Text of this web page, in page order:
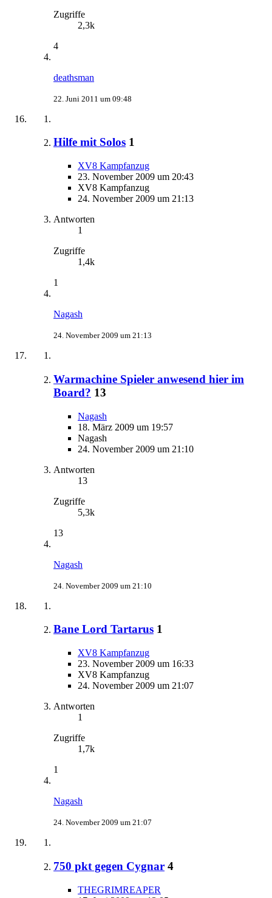
Zugriffe
2,3k
4
deathsman
22. Juni 2011 um 09:48
Hilfe mit Solos 1
XV8 Kampfanzug
23. November 2009 um 20:43
XV8 Kampfanzug
24. November 2009 um 21:13
Antworten
1
Zugriffe
1,4k
1
Nagash
24. November 2009 um 21:13
Warmachine Spieler anwesend hier im
Board? 13
Nagash
18. März 2009 um 19:57
Nagash
24. November 2009 um 21:10
Antworten
13
Zugriffe
5,3k
13
Nagash
24. November 2009 um 21:10
Bane Lord Tartarus 1
XV8 Kampfanzug
23. November 2009 um 16:33
XV8 Kampfanzug
24. November 2009 um 21:07
Antworten
1
Zugriffe
1,7k
1
Nagash
24. November 2009 um 21:07
750 pkt gegen Cygnar 4
THEGRIMREAPER